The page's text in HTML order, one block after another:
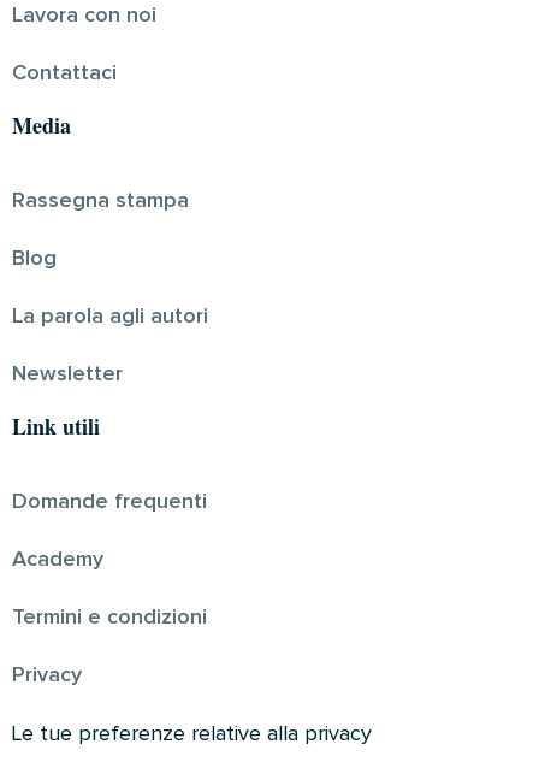
Lavora con noi
Contattaci
Media
Rassegna stampa
Blog
La parola agli autori
Newsletter
Link utili
Domande frequenti
Academy
Termini e condizioni
Privacy
Le tue preferenze relative alla privacy